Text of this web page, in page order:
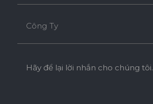
Công Ty
Hãy để lại lời nhắn cho chúng tôi.